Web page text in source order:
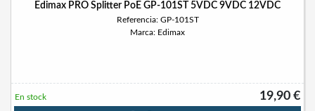
Edimax PRO Splitter PoE GP-101ST 5VDC 9VDC 12VDC
Referencia: GP-101ST
Marca: Edimax
19,90 €
En stock